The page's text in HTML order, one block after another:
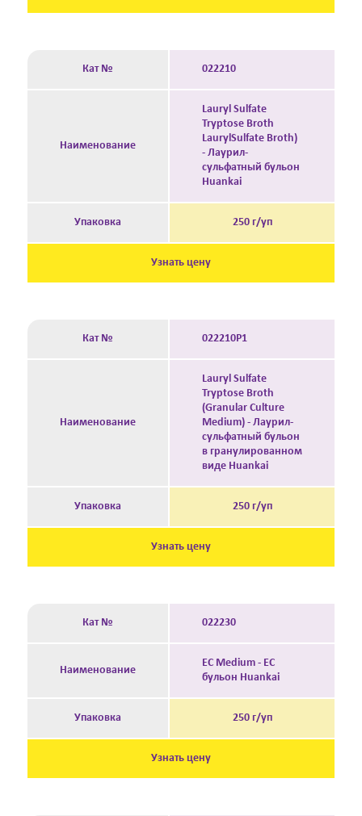
Кат № 022210
Наименование
Lauryl Sulfate
Tryptose Broth
LaurylSulfate Broth)
- Лаурил-
сульфатный бульон
Huankai
Упаковка 250 г/уп
Узнать цену
Кат № 022210P1
Наименование
Lauryl Sulfate
Tryptose Broth
(Granular Culture
Medium) - Лаурил-
сульфатный бульон
в гранулированном
виде Huankai
Упаковка 250 г/уп
Узнать цену
Кат № 022230
Наименование
EC Medium - EC
бульон Huankai
Упаковка 250 г/уп
Узнать цену